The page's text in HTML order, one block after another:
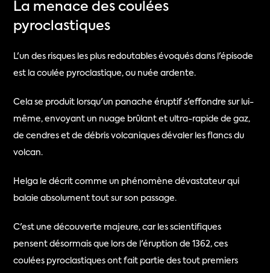
La menace des coulées
pyroclastiques
L'un des risques les plus redoutables évoqués dans l'épisode
est la coulée pyroclastique, ou nuée ardente.
Cela se produit lorsqu'un panache éruptif s'effondre sur lui-
même, envoyant un nuage brûlant et ultra-rapide de gaz,
de cendres et de débris volcaniques dévaler les flancs du
volcan.
Helga le décrit comme un phénomène dévastateur qui
balaie absolument tout sur son passage.
C'est une découverte majeure, car les scientifiques
pensent désormais que lors de l'éruption de 1362, ces
coulées pyroclastiques ont fait partie des tout premiers